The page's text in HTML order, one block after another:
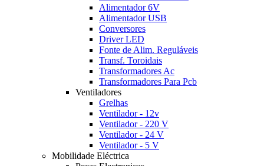
Alimentador 6V
Alimentador USB
Conversores
Driver LED
Fonte de Alim. Reguláveis
Transf. Toroidais
Transformadores Ac
Transformadores Para Pcb
Ventiladores
Grelhas
Ventilador - 12v
Ventilador - 220 V
Ventilador - 24 V
Ventilador - 5 V
Mobilidade Eléctrica